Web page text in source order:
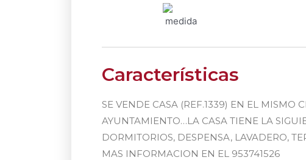
Características
SE VENDE CASA (REF.1339) EN EL MISMO
AYUNTAMIENTO…LA CASA TIENE LA
DORMITORIOS, DESPENSA, LAVADERO,
MAS INFORMACION EN EL 953741526